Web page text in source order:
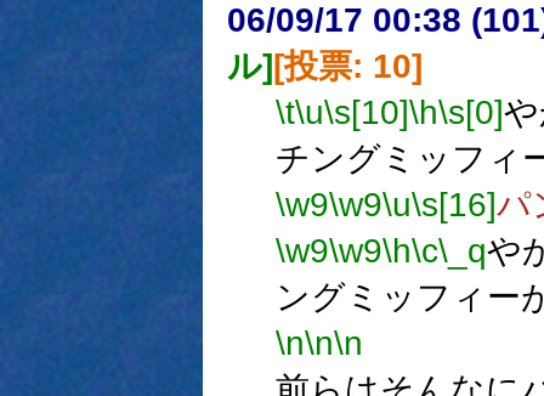
06/09/17 00:38
ル][投票: 10]
\t\u\s[10]\h\s[0]
チングミッフィ
\w9\w9\u\s[16]パ
\w9\w9\h\c\_qや
ングミッフィー
\n\n\n